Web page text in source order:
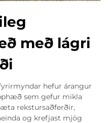
með lágri
hefur árangur
sem gefur mikla
rekstursaðferðir,
og krefjast mjög